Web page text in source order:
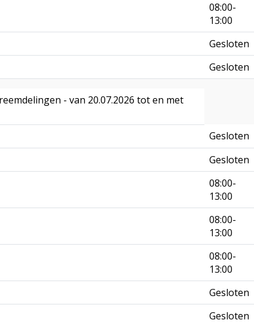
08:00-
13:00
Gesloten
Gesloten
- van 20.07.2026 tot en met
Gesloten
Gesloten
08:00-
13:00
08:00-
13:00
08:00-
13:00
Gesloten
Gesloten